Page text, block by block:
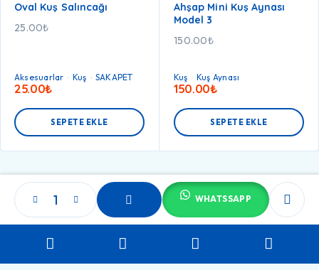
EKLE
WHATSSAPP
Oval Kuş Salıncağı
25.00₺
Aksesuarlar Kuş SAKAPET
25.00₺
SEPETE EKLE
Ahşap Mini Kuş Aynası
Model 3
150.00₺
Kuş Kuş Aynası
150.00₺
SEPETE EKLE